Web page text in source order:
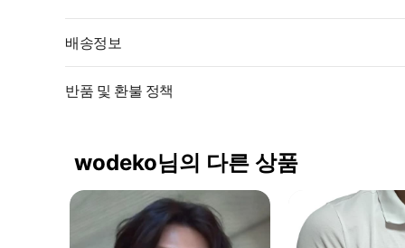
배송정보
반품 및 환불 정책
wodeko님의 다른 상품